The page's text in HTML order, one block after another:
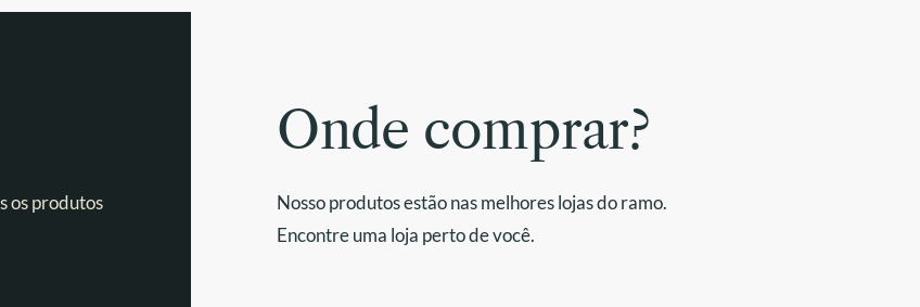
os produtos
Onde comprar?
Nosso produtos estão nas melhores lojas do ramo.
Encontre uma loja perto de você.